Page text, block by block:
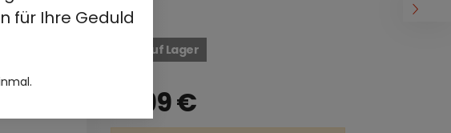
für Ihre Geduld
Nicht auf Lager
19,99€